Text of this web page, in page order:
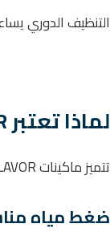
التنظيف الدوري
لماذا تعتبر LAVOR الخيار الأمثل لتنظيف السولار بانل؟
تتميز ماكينات LAVOR الإيطالية بعدة خصائص تجعلها مناسبة لتنظيف الألواح الشمسية.
ضغط مياه